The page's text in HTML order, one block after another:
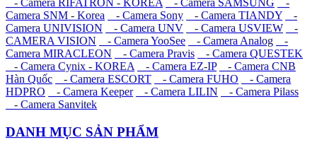
Camera SNM - Korea
- Camera Sony - Camera TIANDY
-
Camera UNIVISION
- Camera UNV - Camera USVIEW
-
CAMERA VISION
- Camera YooSee - Camera Analog
-
Camera MIRACLEON
- Camera Pravis
- Camera QUESTEK
- Camera Cynix - KOREA
- Camera EZ-IP
- Camera CNB
Hàn Quốc
- Camera ESCORT - Camera FUHO
- Camera
HDPRO
- Camera Keeper - Camera LILIN
- Camera Pilass
- Camera Sanvitek
DANH MỤC SẢN PHẨM